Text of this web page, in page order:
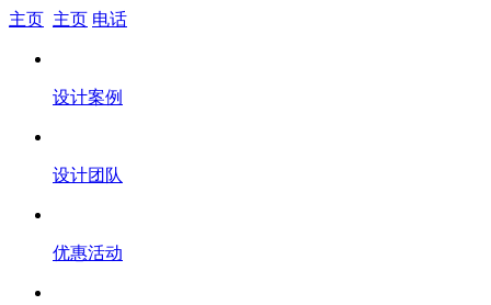
主页 主页 电话
设计案例
设计团队
优惠活动